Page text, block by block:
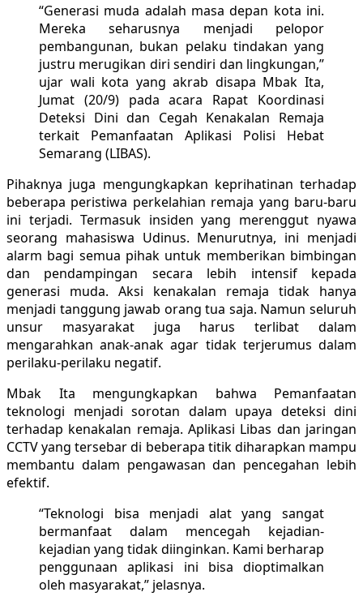
“Generasi muda adalah masa depan kota ini.
Mereka seharusnya menjadi pelopor
pembangunan, bukan pelaku tindakan yang
justru merugikan diri sendiri dan lingkungan,”
ujar wali kota yang akrab disapa Mbak Ita,
Jumat (20/9) pada acara Rapat Koordinasi
Deteksi Dini dan Cegah Kenakalan Remaja
terkait Pemanfaatan Aplikasi Polisi Hebat
Semarang (LIBAS).
Pihaknya juga mengungkapkan keprihatinan terhadap
beberapa peristiwa perkelahian remaja yang baru-baru
ini terjadi. Termasuk insiden yang merenggut nyawa
seorang mahasiswa Udinus. Menurutnya, ini menjadi
alarm bagi semua pihak untuk memberikan bimbingan
dan pendampingan secara lebih intensif kepada
generasi muda. Aksi kenakalan remaja tidak hanya
menjadi tanggung jawab orang tua saja. Namun seluruh
unsur masyarakat juga harus terlibat dalam
mengarahkan anak-anak agar tidak terjerumus dalam
perilaku-perilaku negatif.
Mbak Ita mengungkapkan bahwa Pemanfaatan
teknologi menjadi sorotan dalam upaya deteksi dini
terhadap kenakalan remaja. Aplikasi Libas dan jaringan
CCTV yang tersebar di beberapa titik diharapkan mampu
membantu dalam pengawasan dan pencegahan lebih
efektif.
“Teknologi bisa menjadi alat yang sangat
bermanfaat dalam mencegah kejadian-
kejadian yang tidak diinginkan. Kami berharap
penggunaan aplikasi ini bisa dioptimalkan
oleh masyarakat,” jelasnya.